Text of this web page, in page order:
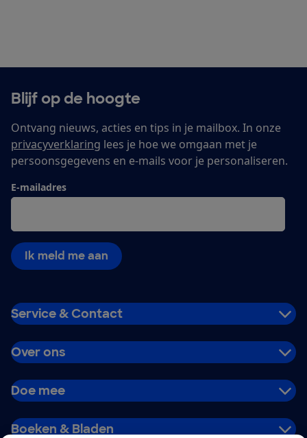
Blijf op de hoogte
Ontvang nieuws, acties en tips in je mailbox. In onze
privacyverklaring lees je hoe we omgaan met je
persoonsgegevens en e-mails voor je personaliseren.
E-mailadres
Ik meld me aan
Service & Contact
Over ons
Doe mee
Boeken & Bladen